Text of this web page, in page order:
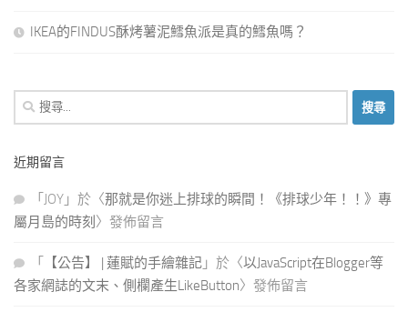
IKEA的FINDUS酥烤薯泥鱈魚派是真的鱈魚嗎？
搜
尋
鍵
近期留言
「 JOY 」於〈那就是你迷上排球的瞬間！《排球少年！！》專
屬月島的時刻 〉發佈留言
「 【公告】 | 蓮賦的手繪雜記 」於〈以JavaScript在Blogger等
各家網誌的文末、側欄產生LikeButton〉發佈留言